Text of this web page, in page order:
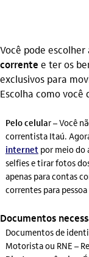
Você pode
corrente e ter os
exclusivos para
Escolha como você
Pelo celular – Você
correntista Itaú.
internet por meio do
selfies e tirar fotos
apenas para contas
correntes para
Documentos
Documentos de
Motorista ou RNE –